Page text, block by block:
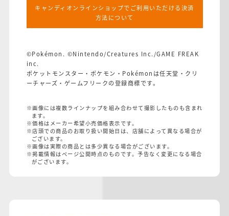
キャンディオンラインショップでご利用いただける決済
方法について
©Pokémon. ©Nintendo/Creatures Inc./GAME FREAK
inc.
ポケットモンスター・ポケモン・Pokémonは任天堂・クリ
ーチャーズ・ゲームフリークの登録商標です。
※画像には複数ラインナップを組み合わせて撮影したものも含まれ
ます。
※価格はメーカー希望小売価格表示です。
※店頭での商品のお取り扱い開始日は、店舗によって異なる場合が
ございます。
※画像は実際の商品とは多少異なる場合がございます。
※掲載情報はページ公開時点のものです。予告なく変更になる場合
がございます。